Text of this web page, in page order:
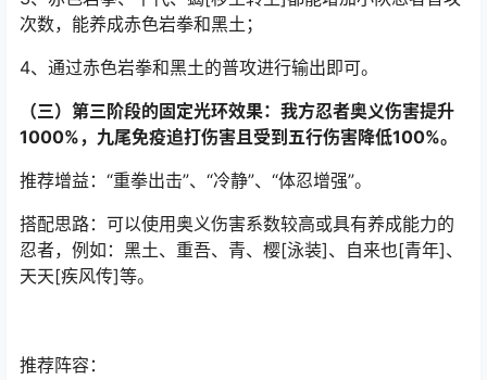
次数，能养成赤色岩拳和黑土；
4、通过赤色岩拳和黑土的普攻进行输出即可。
（三）第三阶段的固定光环效果：我方忍者奥义伤害提升
1000%，九尾免疫追打伤害且受到五行伤害降低100%。
推荐增益：“重拳出击”、“冷静”、“体忍增强”。
搭配思路：可以使用奥义伤害系数较高或具有养成能力的
忍者，例如：黑土、重吾、青、樱[泳装]、自来也[青年]、
天天[疾风传]等。
推荐阵容：